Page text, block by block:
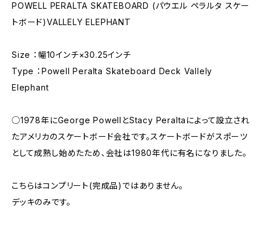
POWELL PERALTA SKATEBOARD (パウエル ペラルタ スケー
トボード)VALLELY ELEPHANT
Size ：幅10インチ×30.25インチ
Type ：Powell Peralta Skateboard Deck Vallely
Elephant
◯1978年にGeorge PowellとStacy Peraltaによって設立され
たアメリカのスケートボード会社です。スケートボードがスポーツ
として成熟し始めたため、会社は1980年代に有名になりました。
こちらはコンプリート(完成品)ではありません。
デッキのみです。